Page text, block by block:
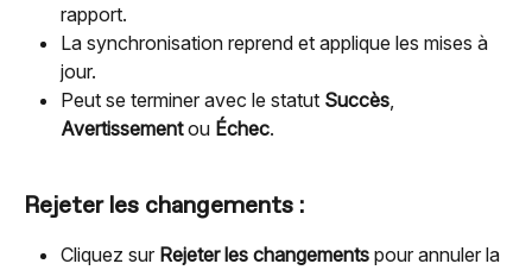
rapport.
La synchronisation reprend et applique les mises à
jour.
Peut se terminer avec le statut Succès
Avertissement ou Échec.
Rejeter les changements :
Cliquez sur Rejeter les changements pour annuler la